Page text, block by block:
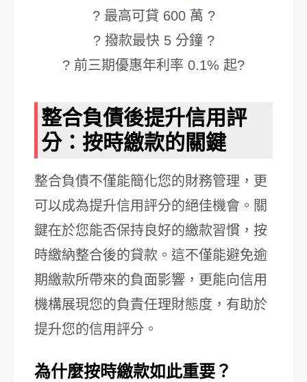
? 最高可貸 600 萬 ?
? 撥款最快 5 分鐘 ?
? 前三期優惠年利率 0.1% 起?
整合負債後提升信用評
分：按時繳款的關鍵
整合負債不僅能簡化您的財務管理，更
可以成為提升信用評分的絕佳機會。關
鍵在於您能否保持良好的繳款習慣，按
時繳納整合後的貸款。這不僅能避免逾
期繳款所帶來的負面影響，更能向信用
機構展現您的負責任理財態度，有助於
提升您的信用評分。
為什麼按時繳款如此重要？